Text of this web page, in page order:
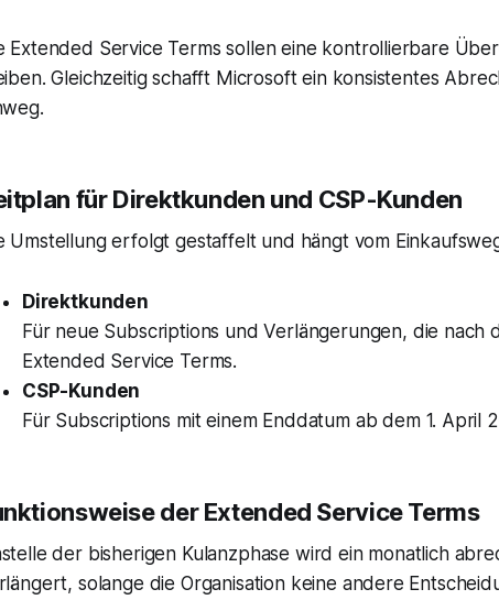
Extended Service Terms sollen eine kontrollierbare
Gleichzeitig schafft Microsoft ein konsistentes
für Direktkunden und CSP-Kunden
Umstellung erfolgt gestaffelt und hängt vom
Direktkunden
Für neue Subscriptions und Verlängerungen, die
Extended Service Terms.
CSP-Kunden
Für Subscriptions mit einem Enddatum ab dem 1. April
der Extended Service Terms
der bisherigen Kulanzphase wird ein monatlich
solange die Organisation keine andere